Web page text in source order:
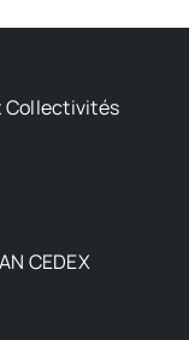
Collectivités
CEDEX